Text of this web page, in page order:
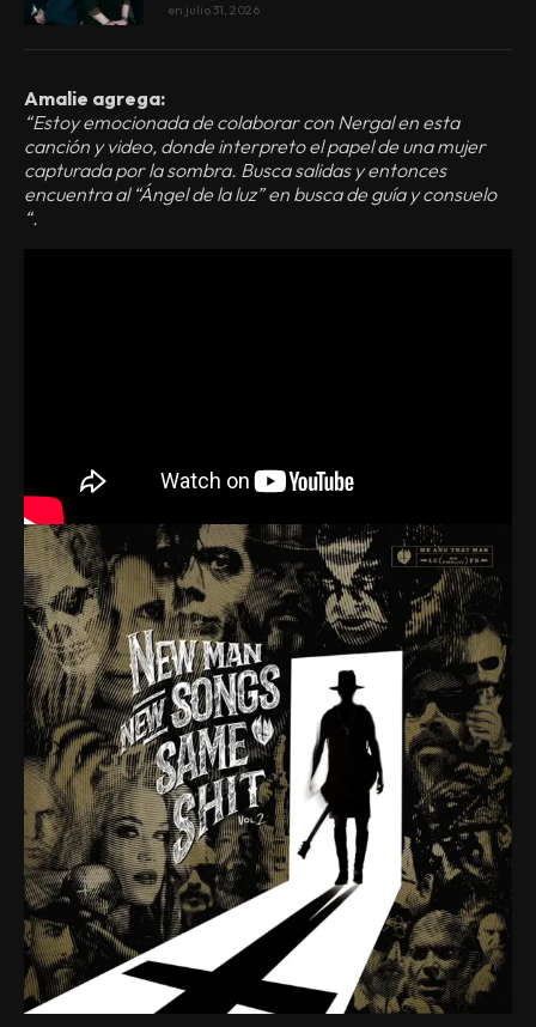
en julio 31, 2026
Amalie agrega:
“Estoy emocionada de colaborar con Nergal en esta
canción y video, donde interpreto el papel de una mujer
capturada por la sombra. Busca salidas y entonces
encuentra al “Ángel de la luz” en busca de guía y consuelo
“.